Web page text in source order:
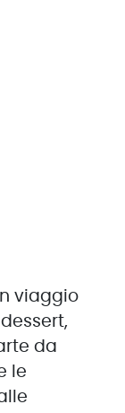
viaggio
da
le